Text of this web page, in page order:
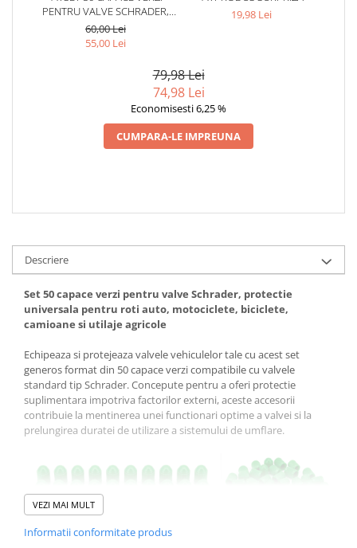
PENTRU VALVE SCHRADER,
PROTECTIE UNIVERSALA
PENTRU ROTI
60,00 Lei
55,00 Lei
19,98 Lei
79,98 Lei
74,98 Lei
Economisesti 6,25 %
CUMPARA-LE IMPREUNA
Descriere
Set 50 capace verzi pentru valve Schrader, protectie
universala pentru roti auto, motociclete, biciclete,
camioane si utilaje agricole
Echipeaza si protejeaza valvele vehiculelor tale cu acest set
generos format din 50 capace verzi compatibile cu valvele
standard tip Schrader. Concepute pentru a oferi protectie
suplimentara impotriva factorilor externi, aceste accesorii
contribuie la mentinerea unei functionari optime a valvei si la
prelungirea duratei de utilizare a sistemului de umflare.
VEZI MAI MULT
Informatii conformitate produs